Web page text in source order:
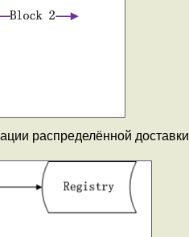
распределённой доставки